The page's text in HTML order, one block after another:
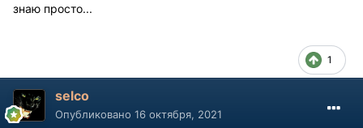
знаю просто...
1
selco
Опубликовано 16 октября, 2021